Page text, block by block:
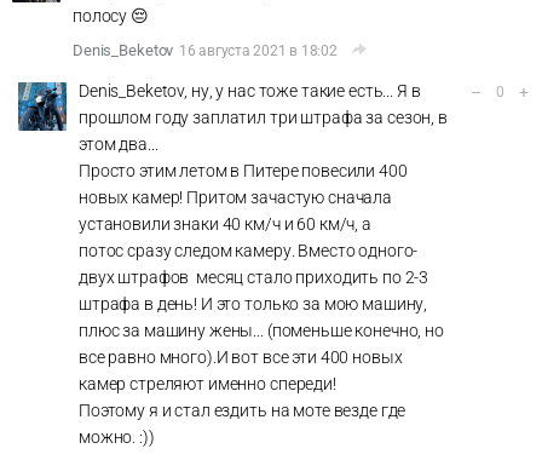
полосу 😔
Denis_Beketov 16 августа 2021 в 18:02
Denis_Beketov, ну, у нас тоже такие есть... Я в
прошлом году заплатил три штрафа за сезон, в
этом два...
Просто этим летом в Питере повесили 400
новых камер! Притом зачастую сначала
установили знаки 40 км/ч и 60 км/ч, а
потос сразу следом камеру. Вместо одного-
двух штрафов месяц стало приходить по 2-3
штрафа в день! И это только за мою машину,
плюс за машину жены... (поменьше конечно, но
все равно много).И вот все эти 400 новых
камер стреляют именно спереди!
Поэтому я и стал ездить на моте везде где
можно. :))
– 0 +